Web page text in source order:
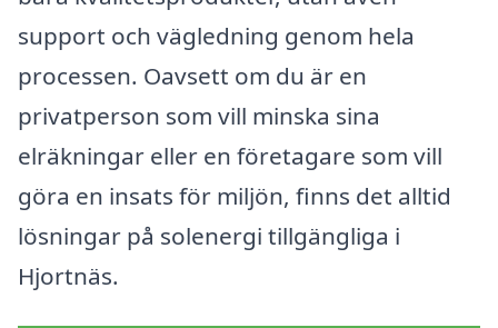
support och vägledning genom hela
processen. Oavsett om du är en
privatperson som vill minska sina
elräkningar eller en företagare som vill
göra en insats för miljön, finns det alltid
lösningar på solenergi tillgängliga i
Hjortnäs.